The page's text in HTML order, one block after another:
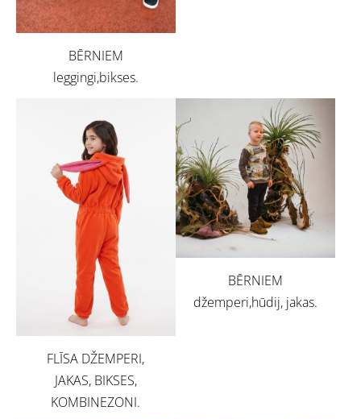
BĒRNIEM
leggingi,bikses.
FLĪSA DŽEMPERI,
JAKAS, BIKSES,
KOMBINEZONI.
BĒRNIEM
džemperi,hūdij, jakas.